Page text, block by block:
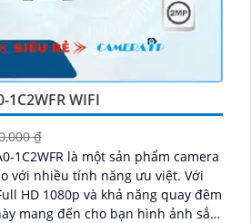
1C2WFR WIFI
₫
1C2WFR là một sản phẩm camera
nhiều tính năng ưu việt. Với
HD 1080p và khả năng quay đêm
mang đến cho bạn hình ảnh sắc